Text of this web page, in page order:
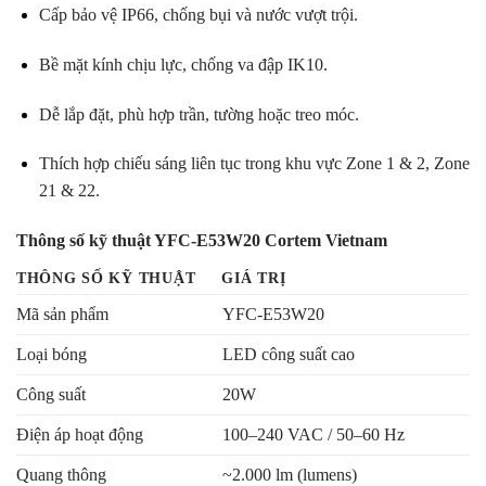
Cấp bảo vệ IP66, chống bụi và nước vượt trội.
Bề mặt kính chịu lực, chống va đập IK10.
Dễ lắp đặt, phù hợp trần, tường hoặc treo móc.
Thích hợp chiếu sáng liên tục trong khu vực Zone 1 & 2, Zone
21 & 22.
Thông số kỹ thuật YFC-E53W20 Cortem Vietnam
THÔNG SỐ KỸ THUẬT GIÁ TRỊ
Mã sản phẩm YFC-E53W20
Loại bóng LED công suất cao
Công suất 20W
Điện áp hoạt động 100–240 VAC / 50–60 Hz
Quang thông ~2.000 lm (lumens)